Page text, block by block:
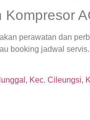
perawatan dan
booking jadwal servis.
Kec. Cileungsi,